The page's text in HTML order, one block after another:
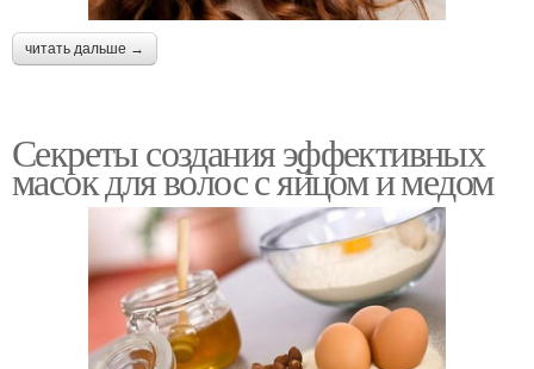
читать дальше →
Секреты создания эффективных
масок для волос с яйцом и медом